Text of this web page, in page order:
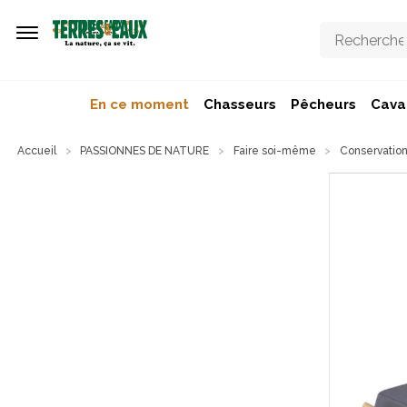
En ce moment Chasseurs Pêcheurs
Accueil PASSIONNES DE NATURE Faire soi-même Conservation